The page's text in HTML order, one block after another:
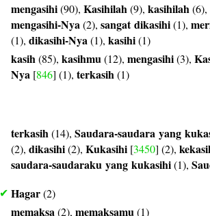
mengasihi(90), Kasihilah(9), kasihilah(6),
mengasihi-Nya(2), sangat dikasihi(1),
(1), dikasihi-Nya(1), kasihi(1)
kasih(85), kasihmu(12), mengasihi(3),
Nya [846] (1), terkasih(1)
terkasih(14), Saudara-saudara yang
(2), dikasihi(2), Kukasihi [3450] (2),
saudara-saudaraku yang kukasihi(1),
✔ Hagar(2)
memaksa(2), memaksamu(1)